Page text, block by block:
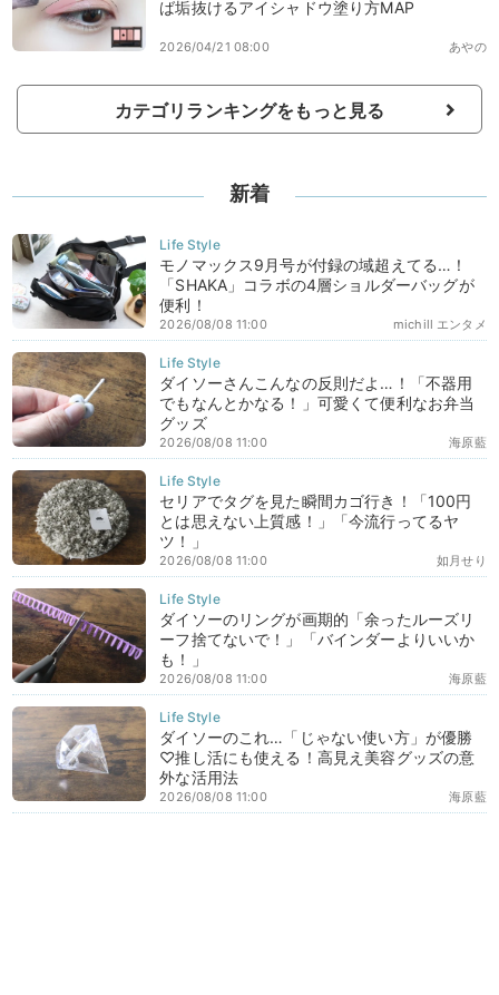
ば垢抜けるアイシャドウ塗り方MAP
あやの
2026/04/21 08:00
カテゴリランキングをもっと見る
新着
モノマックス9月号が付録の域超えてる…！
「SHAKA」コラボの4層ショルダーバッグが
便利！
michill エンタメ
2026/08/08 11:00
ダイソーさんこんなの反則だよ…！「不器用
でもなんとかなる！」可愛くて便利なお弁当
グッズ
海原藍
2026/08/08 11:00
セリアでタグを見た瞬間カゴ行き！「100円
とは思えない上質感！」「今流行ってるヤ
ツ！」
如月せり
2026/08/08 11:00
ダイソーのリングが画期的「余ったルーズリ
ーフ捨てないで！」「バインダーよりいいか
も！」
海原藍
2026/08/08 11:00
ダイソーのこれ…「じゃない使い方」が優勝
♡推し活にも使える！高見え美容グッズの意
外な活用法
海原藍
2026/08/08 11:00